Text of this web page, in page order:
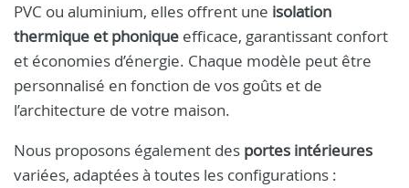
PVC ou aluminium, elles offrent une isolation
thermique et phonique efficace, garantissant confort
et économies d’énergie. Chaque modèle peut être
personnalisé en fonction de vos goûts et de
l’architecture de votre maison.
Nous proposons également des portes intérieures
variées, adaptées à toutes les configurations :